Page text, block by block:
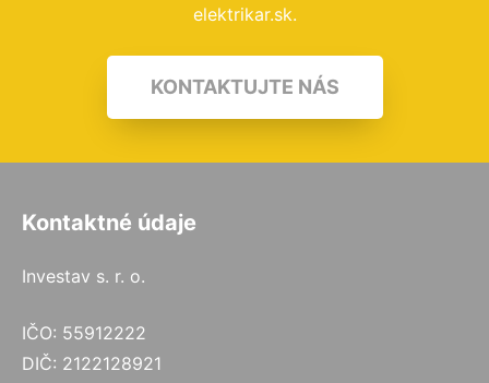
elektrikar.sk.
KONTAKTUJTE NÁS
Kontaktné údaje
Investav s. r. o.
IČO: 55912222
DIČ: 2122128921